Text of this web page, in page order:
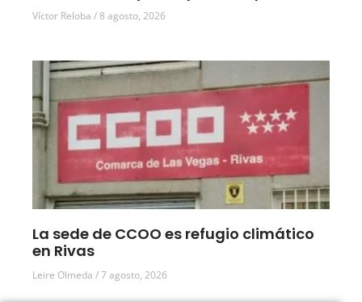
Víctor Reloba 8 agosto, 2026
La sede de CCOO es refugio climático
en Rivas
Leire Olmeda 7 agosto, 2026